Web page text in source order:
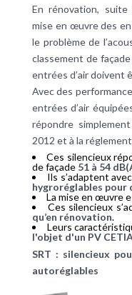
En rénovation, suite
mise en œuvre des
le problème de
classement de
entrées d’air doivent
Avec des
entrées d’air
répondre
2012 et à la
Ces silencieux
de façade 51 à 54
Ils s’adaptent
hygroréglables pour
La mise en œuvre
Ces silencieux
qu’en rénovation.
Leurs
l'objet d'un PV
SRT : silencieux
autoréglables